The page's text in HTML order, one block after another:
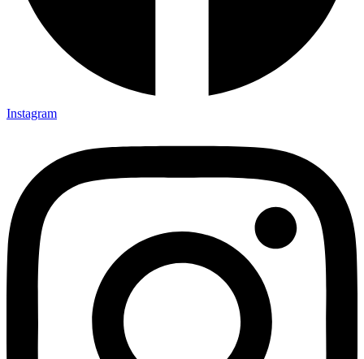
Instagram